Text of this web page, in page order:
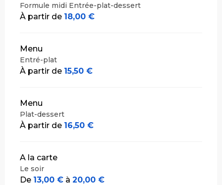
Formule midi Entrée-plat-dessert
À partir de 18,00 €
Menu
Entré-plat
À partir de 15,50 €
Menu
Plat-dessert
À partir de 16,50 €
A la carte
Le soir
De 13,00 € à 20,00 €